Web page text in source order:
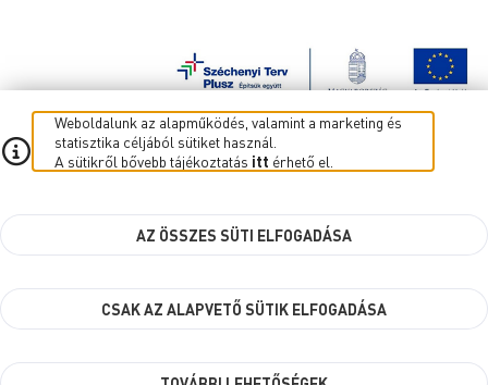
Weboldalunk az alapműködés, valamint a marketing és
statisztika céljából sütiket használ.
A sütikről bővebb tájékoztatás itt érhető el.
AZ ÖSSZES SÜTI ELFOGADÁSA
CSAK AZ ALAPVETŐ SÜTIK ELFOGADÁSA